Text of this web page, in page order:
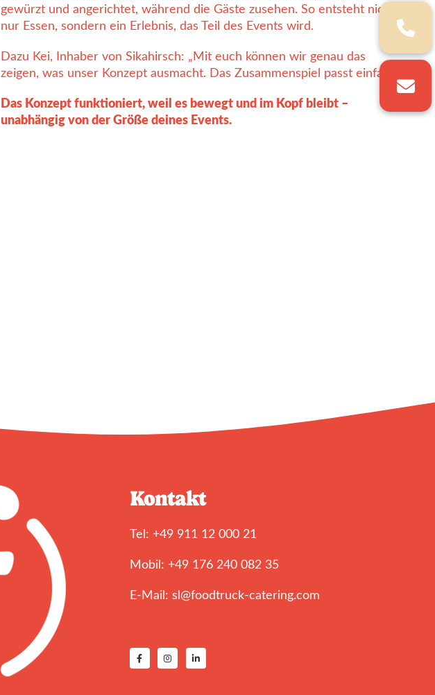
gewürzt und angerichtet, während die Gäste zusehen. So entsteht nicht
nur Essen, sondern ein Erlebnis, das Teil des Events wird.
Dazu Kei, Inhaber von Sikahirsch: „Mit euch können wir genau das
zeigen, was unser Konzept ausmacht. Das Zusammenspiel passt einfach.“
Das Konzept funktioniert, weil es bewegt und im Kopf bleibt –
unabhängig von der Größe deines Events.
Kontakt
Tel: +49 911 12 000 21
Mobil: +49 176 240 082 35
E-Mail: sl@foodtruck-catering.com